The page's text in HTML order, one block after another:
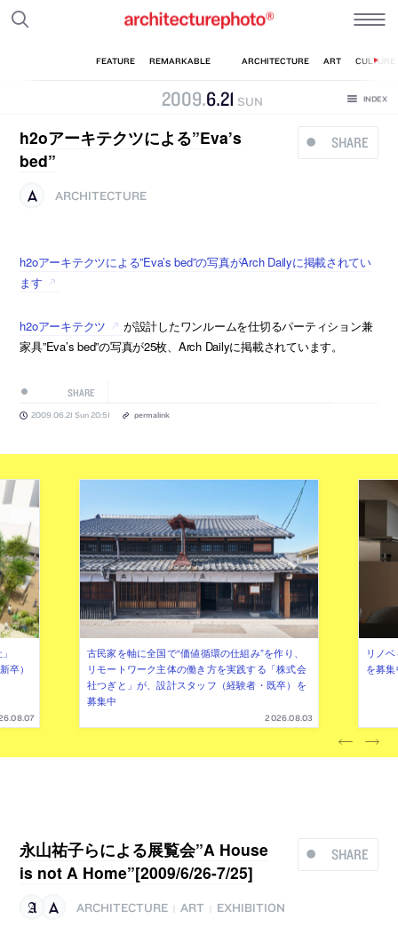
2009.6.21 SUN
SHARE
h2oアーキテクツによる”Eva’s
bed”
ARCHITECTURE
h2oアーキテクツによる”Eva’s bed”の写真がArch Dailyに掲載されてい
ます
h2oアーキテクツ
が設計したワンルームを仕切るパーティション兼
家具”Eva’s bed”の写真が25枚、Arch Dailyに掲載されています。
SHARE
2009.06.21 Sun 20:51 permalink
卒）
古民家を軸に全国で“価値循環の仕組み”を作り、
リモートワーク主体の働き方を実践する「株式会
社つぎと」が、設計スタッフ（経験者・既卒）を
募集中
2026.08.03
リノ
を募
SHARE
永山祐子らによる展覧会”A House
is not A Home”[2009/6/26-7/25]
ARCHITECTURE ART
EXHIBITION